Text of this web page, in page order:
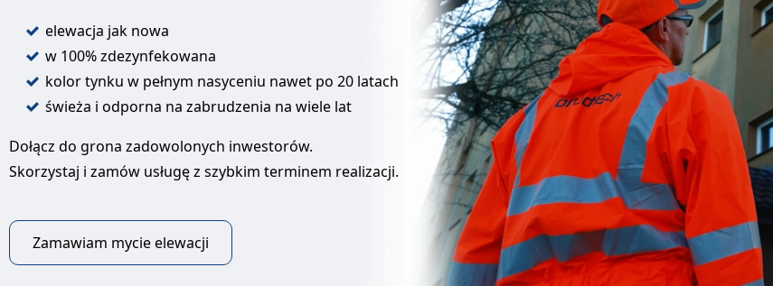
elewacja jak nowa
w 100% zdezynfekowana
kolor tynku w pełnym nasyceniu nawet po 20 latach
świeża i odporna na zabrudzenia na wiele lat
Dołącz do grona zadowolonych inwestorów.
Skorzystaj i zamów usługę z szybkim terminem realizacji.
Zamawiam mycie elewacji